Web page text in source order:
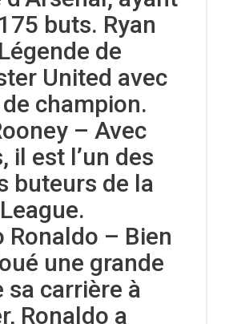
buts. Ryan
de
United avec
champion.
– Avec
il est l’un des
buteurs de la
Ronaldo – Bien
une grande
sa carrière à
Ronaldo a